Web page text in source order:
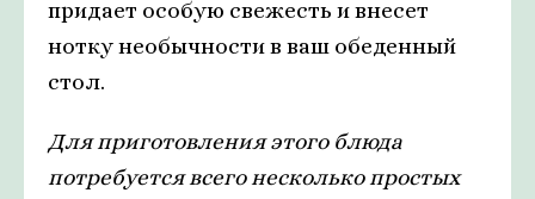
придает особую свежесть и внесет
нотку необычности в ваш обеденный
стол.
Для приготовления этого блюда
потребуется всего несколько простых